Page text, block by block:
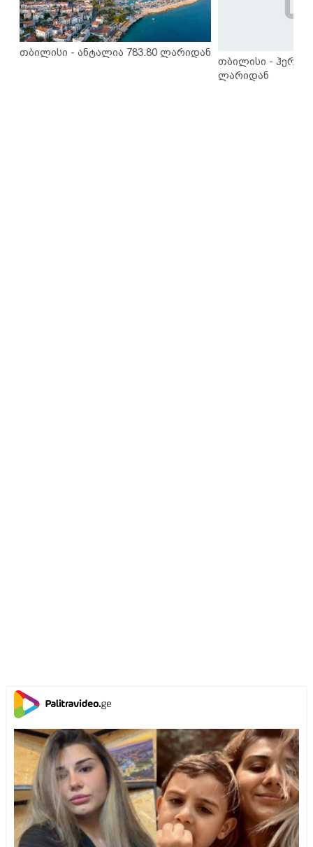
თბილისი - ანტალია 783.80 ლარიდან
თბილისი -
ლარიდან